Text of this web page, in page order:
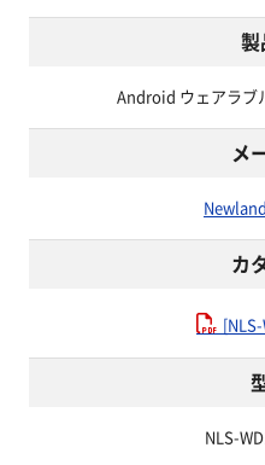
製
Android ウェアラブ
メ
カ
NLS-